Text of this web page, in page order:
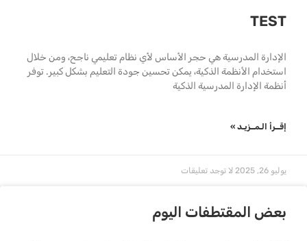
TEST
الإدارة المدرسية هي حجر الأساس لأي نظام تعليمي ناجح، ومن خلال
استخدام الأنظمة الذكية، يمكن تحسين جودة التعليم بشكل كبير. توفر
أنظمة الإدارة المدرسية الذكية
إقــرأ الـمــزيـد »
يوليو 26, 2025 لا توجد تعليقات
بعض المقتطفات اليوم